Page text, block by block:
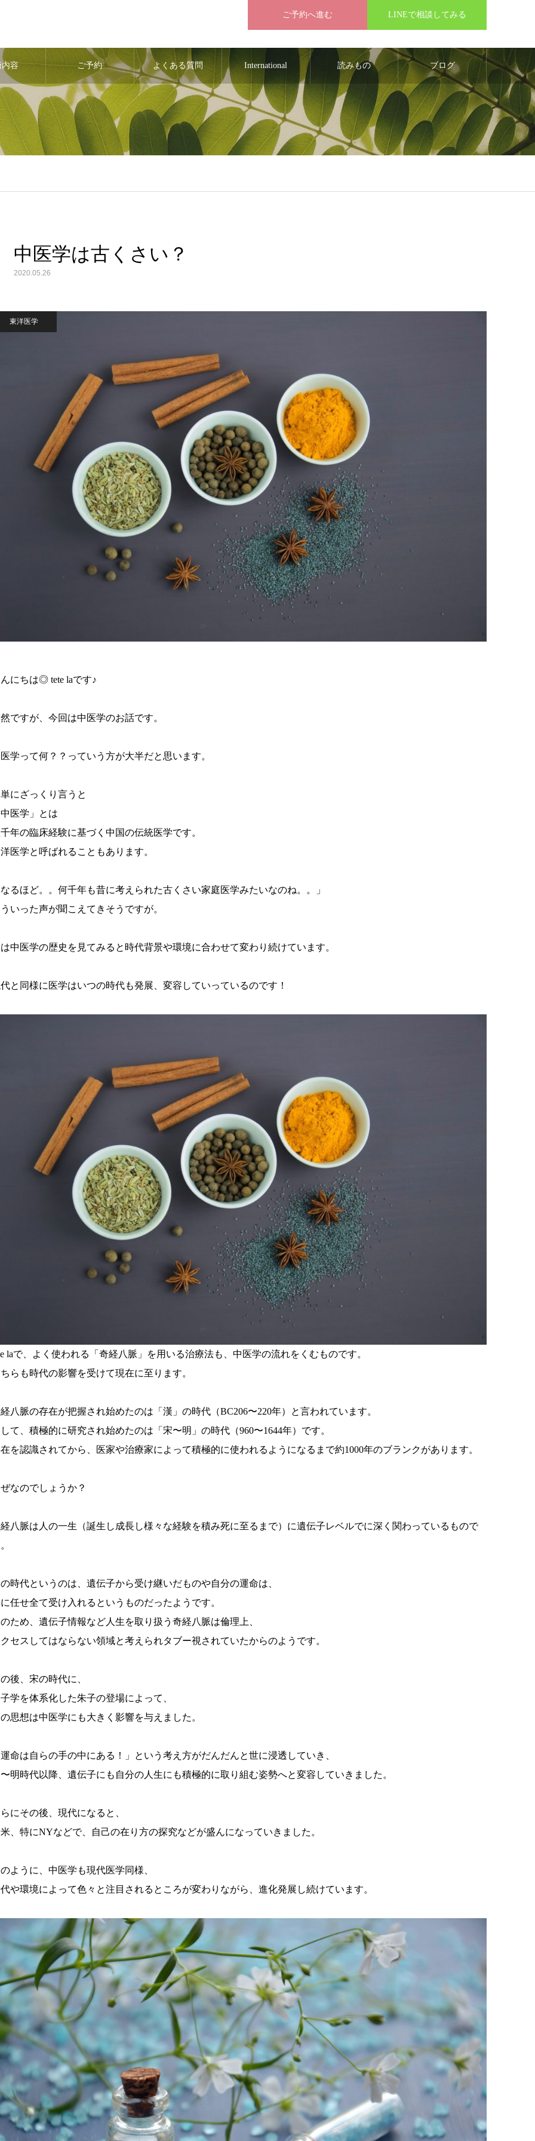
ご予約へ進む LINEで相談してみる
容 ご予約 よくある質問 International 読みもの ブログ
中医学は古くさい？
2020.05.26
東洋医学
にちは◎ tete laです♪
ですが、今回は中医学のお話です。
学って何？？っていう方が大半だと思います。
にざっくり言うと
医学」とは
年の臨床経験に基づく中国の伝統医学です。
医学と呼ばれることもあります。
るほど。。何千年も昔に考えられた古くさい家庭医学みたいなのね。。」
いった声が聞こえてきそうですが。
中医学の歴史を見てみると時代背景や環境に合わせて変わり続けています。
と同様に医学はいつの時代も発展、変容していっているのです！
laで、よく使われる「奇経八脈」を用いる治療法も、中医学の流れをくむものです。
らも時代の影響を受けて現在に至ります。
八脈の存在が把握され始めたのは「漢」の時代（BC206〜220年）と言われています。
て、積極的に研究され始めたのは「宋〜明」の時代（960〜1644年）です。
を認識されてから、医家や治療家によって積極的に使われるようになるまで約1000年のブランクがあります。
なのでしょうか？
八脈は人の一生（誕生し成長し様々な経験を積み死に至るまで）に遺伝子レベルでに深く関わっているもので
時代というのは、遺伝子から受け継いだものや自分の運命は、
任せ全て受け入れるというものだったようです。
ため、遺伝子情報など人生を取り扱う奇経八脈は倫理上、
セスしてはならない領域と考えられタブー視されていたからのようです。
後、宋の時代に、
学を体系化した朱子の登場によって、
思想は中医学にも大きく影響を与えました。
命は自らの手の中にある！」という考え方がだんだんと世に浸透していき、
明時代以降、遺伝子にも自分の人生にも積極的に取り組む姿勢へと変容していきました。
にその後、現代になると、
、特にNYなどで、自己の在り方の探究などが盛んになっていきました。
ように、中医学も現代医学同様、
や環境によって色々と注目されるところが変わりながら、進化発展し続けています。